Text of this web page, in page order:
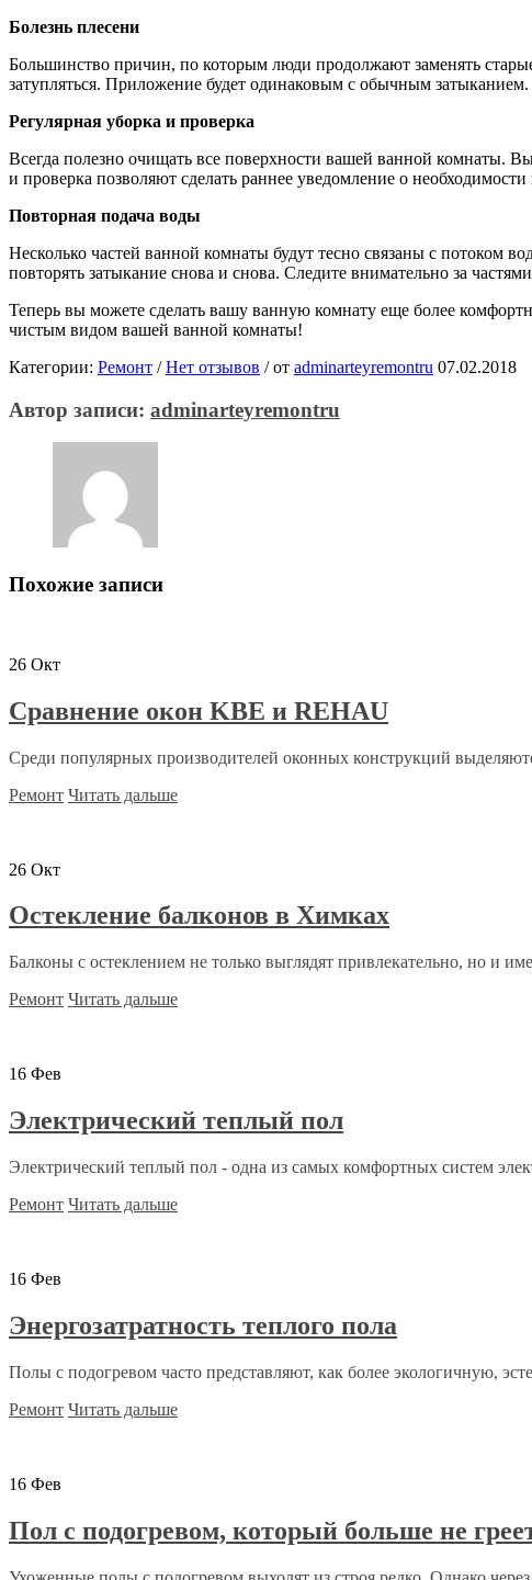
Болезнь плесени
Большинство причин, по которым люди продолжают заменять
затупляться. Приложение будет одинаковым с обычным затыканием.
Регулярная уборка и проверка
Всегда полезно очищать все поверхности вашей ванной комнаты.
и проверка позволяют сделать раннее уведомление о
Повторная подача воды
Несколько частей ванной комнаты будут тесно связаны с потоком
повторять затыкание снова и снова. Следите внимательно за
Теперь вы можете сделать вашу ванную комнату еще более
чистым видом вашей ванной комнаты!
Категории: Ремонт / Нет отзывов /от adminarteyremontru 07.02.2018
Автор записи: adminarteyremontru
Похожие записи
26 Окт
Сравнение окон KBE и REHAU
Среди популярных производителей оконных конструкций
Ремонт Читать дальше
26 Окт
Остекление балконов в Химках
Балконы с остеклением не только выглядят привлекательно, но и
Ремонт Читать дальше
16 Фев
Электрический теплый пол
Электрический теплый пол - одна из самых комфортных систем
Ремонт Читать дальше
16 Фев
Энергозатратность теплого пола
Полы с подогревом часто представляют, как более экологичную,
Ремонт Читать дальше
16 Фев
Пол с подогревом, который больше не